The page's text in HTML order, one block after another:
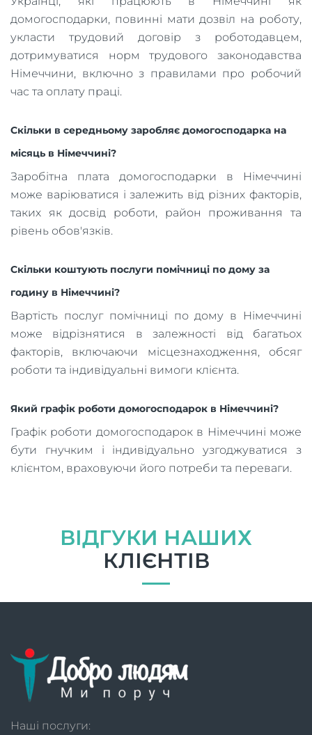
домогосподарки, повинні мати дозвіл на роботу,
укласти трудовий договір з роботодавцем,
дотримуватися норм трудового законодавства
Німеччини, включно з правилами про робочий
час та оплату праці.
Скільки в середньому заробляє домогосподарка на
місяць в Німеччині?
Заробітна плата домогосподарки в Німеччині
може варіюватися і залежить від різних факторів,
таких як досвід роботи, район проживання та
рівень обов'язків.
Скільки коштують послуги помічниці по дому за
годину в Німеччині?
Вартість послуг помічниці по дому в Німеччині
може відрізнятися в залежності від багатьох
факторів, включаючи місцезнаходження, обсяг
роботи та індивідуальні вимоги клієнта.
Який графік роботи домогосподарок в Німеччині?
Графік роботи домогосподарок в Німеччині може
бути гнучким і індивідуально узгоджуватися з
клієнтом, враховуючи його потреби та переваги.
ВІДГУКИ НАШИХ
КЛІЄНТІВ
Наші послуги: